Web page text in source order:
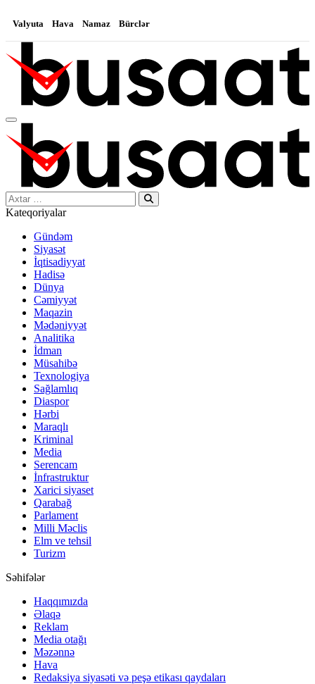
Valyuta Hava Namaz Bürclər
Search…
Kateqoriyalar
Gündəm
Siyasət
İqtisadiyyat
Hadisə
Dünya
Cəmiyyət
Maqazin
Mədəniyyət
Analitika
İdman
Müsahibə
Texnologiya
Sağlamlıq
Diaspor
Hərbi
Maraqlı
Kriminal
Media
Serencam
İnfrastruktur
Xarici siyaset
Qarabağ
Parlament
Milli Məclis
Elm ve tehsil
Turizm
Səhifələr
Haqqımızda
Əlaqə
Reklam
Media otağı
Məzənnə
Hava
Redaksiya siyasəti və peşə etikası qaydaları